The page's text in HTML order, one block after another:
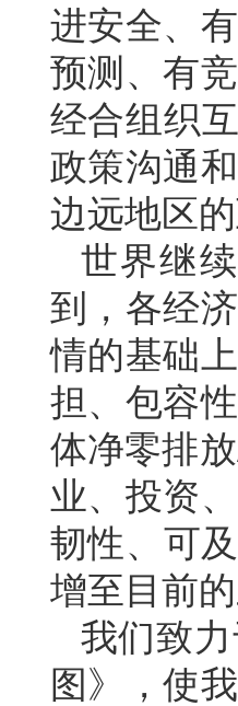
进安全、
预测、有
经合组织
政策沟通
边远地区的
世界继
到，各经
情的基础
担、包容
体净零排
业、投资
韧性、可
增至目前的
我们致
图》，使